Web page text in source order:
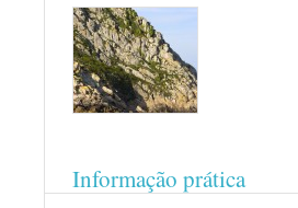
Informação prática